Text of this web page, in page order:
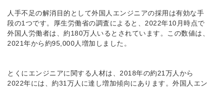
人手不足の解消目的として外国人エンジニアの採用は有効な手
段の1つです。厚生労働省の調査によると、2022年10月時点で
外国人労働者は、約180万人いるとされています。この数値は、
2021年から約95,000人増加しました。
とくにエンジニアに関する人材は、2018年の約21万人から
2022年には、約31万人に達し増加傾向にあります。 外国人エン